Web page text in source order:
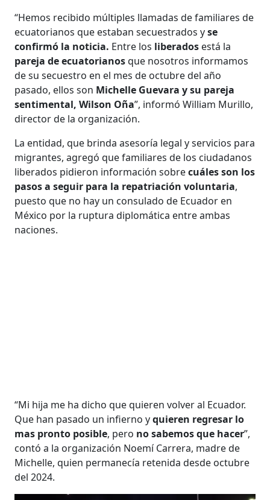
“Hemos recibido múltiples llamadas de familiares de
ecuatorianos que estaban secuestrados yse
confirmó la noticia. Entre los liberados está la
pareja de ecuatorianosque nosotros informamos
de su secuestro en el mes de octubre del año
pasado, ellos son Michelle Guevara y su pareja
sentimental, Wilson Oña”, informó William Murillo,
director de la organización.
La entidad, que brinda asesoría legal y servicios para
migrantes, agregó que familiares de los ciudadanos
liberados pidieron información sobrecuáles son los
pasos a seguir para la repatriación voluntaria,
puesto que no hay un consulado de Ecuador en
México por la ruptura diplomática entre ambas
naciones.
“Mi hija me ha dicho que quieren volver al Ecuador.
Que han pasado un infierno yquieren regresar lo
mas pronto posible, pero no sabemos que hacer”,
contó a la organización Noemí Carrera, madre de
Michelle, quien permanecía retenida desde octubre
del 2024.